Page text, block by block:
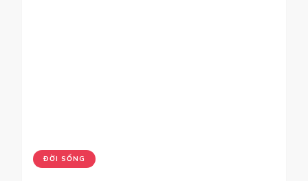
ĐỜI SỐNG